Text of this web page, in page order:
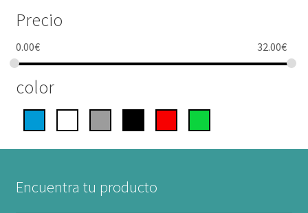
Precio
0.00€ 32.00€
color
Encuentra tu producto